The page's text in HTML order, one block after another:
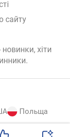
сайту
хіти
.
Польща